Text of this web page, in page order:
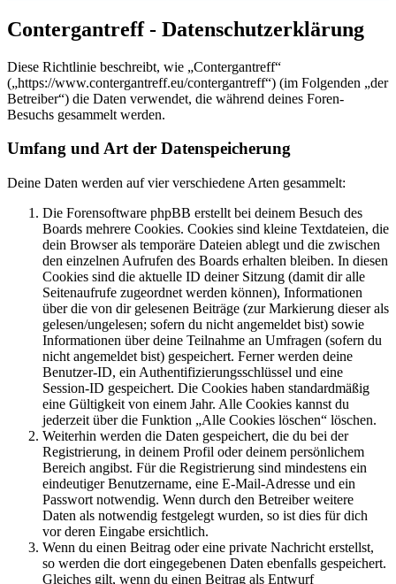
Contergantreff - Datenschutzerklärung
Diese Richtlinie beschreibt, wie „Contergantreff“
(„https://www.contergantreff.eu/contergantreff“) (im Folgenden „der
Betreiber“) die Daten verwendet, die während deines Foren-
Besuchs gesammelt werden.
Umfang und Art der Datenspeicherung
Deine Daten werden auf vier verschiedene Arten gesammelt:
Die Forensoftware phpBB erstellt bei deinem Besuch des
Boards mehrere Cookies. Cookies sind kleine Textdateien, die
dein Browser als temporäre Dateien ablegt und die zwischen
den einzelnen Aufrufen des Boards erhalten bleiben. In diesen
Cookies sind die aktuelle ID deiner Sitzung (damit dir alle
Seitenaufrufe zugeordnet werden können), Informationen
über die von dir gelesenen Beiträge (zur Markierung dieser als
gelesen/ungelesen; sofern du nicht angemeldet bist) sowie
Informationen über deine Teilnahme an Umfragen (sofern du
nicht angemeldet bist) gespeichert. Ferner werden deine
Benutzer-ID, ein Authentifizierungsschlüssel und eine
Session-ID gespeichert. Die Cookies haben standardmäßig
eine Gültigkeit von einem Jahr. Alle Cookies kannst du
jederzeit über die Funktion „Alle Cookies löschen“ löschen.
Weiterhin werden die Daten gespeichert, die du bei der
Registrierung, in deinem Profil oder deinem persönlichem
Bereich angibst. Für die Registrierung sind mindestens ein
eindeutiger Benutzername, eine E-Mail-Adresse und ein
Passwort notwendig. Wenn durch den Betreiber weitere
Daten als notwendig festgelegt wurden, so ist dies für dich
vor deren Eingabe ersichtlich.
Wenn du einen Beitrag oder eine private Nachricht erstellst,
so werden die dort eingegebenen Daten ebenfalls gespeichert.
Gleiches gilt, wenn du einen Beitrag als Entwurf